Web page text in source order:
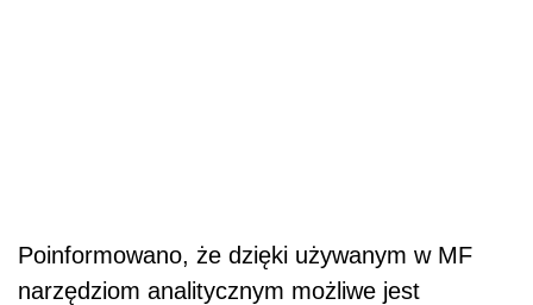
Poinformowano, że dzięki używanym w MF
narzędziom analitycznym możliwe jest